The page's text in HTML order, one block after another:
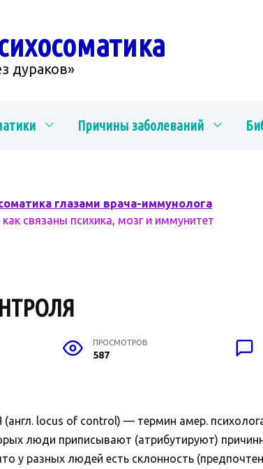
дураков»
Причины заболеваний
глазами врача-иммунолога
связаны психика, мозг и иммунитет
ПРОСМОТРОВ
587
locus of control) — термин амер.
люди приписывают (атрибутируют)
у разных людей есть склонность